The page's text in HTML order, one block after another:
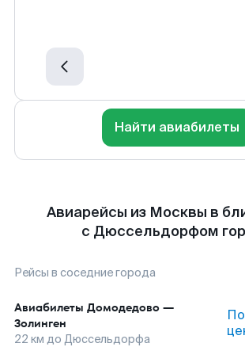
Найти авиабилеты
Авиарейсы из Москвы в
с Дюссельдорфом
Рейсы в соседние города
Авиабилеты Домодедово —
Золинген
22 км до Дюссельдорфа